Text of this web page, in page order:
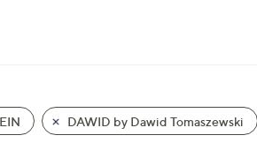
DAWID by Dawid Tomaszewski